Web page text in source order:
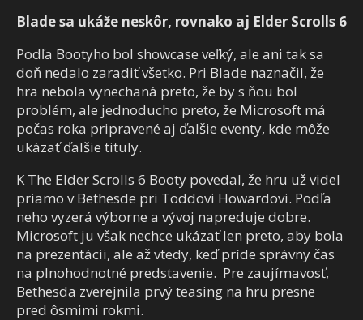
Blade sa ukáže neskôr, rovnako aj Elder Scrolls 6
Podľa Bootyho bol showcase veľký, ale ani tak sa
doň nedalo zaradiť všetko. Pri Blade naznačil, že
hra nebola vynechaná preto, že by s ňou bol
problém, ale jednoducho preto, že Microsoft má
počas roka pripravené aj ďalšie eventy, kde môže
ukázať ďalšie tituly.
K The Elder Scrolls 6 Booty povedal, že hru už videl
priamo v Bethesde pri Toddovi Howardovi. Podľa
neho vyzerá výborne a vývoj napreduje dobre.
Microsoft ju však nechce ukázať len preto, aby bola
na prezentácii, ale až vtedy, keď príde správny čas
na plnohodnotné predstavenie. Pre zaujímavosť,
Bethesda zverejnila prvý teasing na hru presne
pred ôsmimi rokmi.